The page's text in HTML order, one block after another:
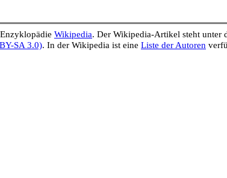
Wikipedia. Der Wikipedia-Artikel steht unter
SA 3.0). In der Wikipedia ist eine Liste der Autoren